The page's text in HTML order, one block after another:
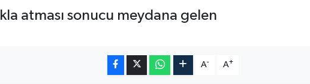
atması sonucu meydana gelen
A- A+